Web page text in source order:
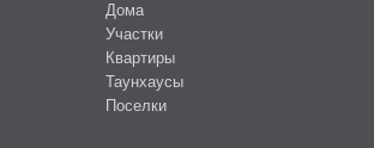
Дома
Участки
Квартиры
Таунхаусы
Поселки